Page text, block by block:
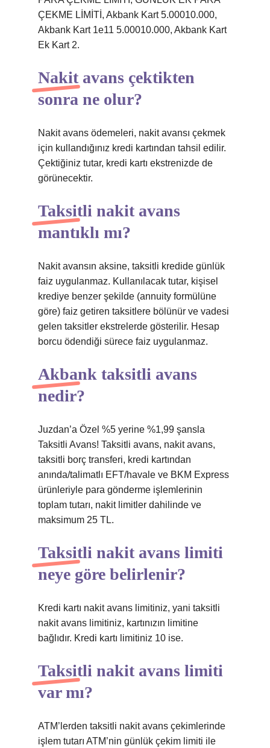
ÇEKME LİMİTİ, Akbank Kart 5.00010.000,
Akbank Kart 1e11 5.00010.000, Akbank Kart
Ek Kart 2.
Nakit avans çektikten
sonra ne olur?
Nakit avans ödemeleri, nakit avansı çekmek
için kullandığınız kredi kartından tahsil edilir.
Çektiğiniz tutar, kredi kartı ekstrenizde de
görünecektir.
Taksitli nakit avans
mantıklı mı?
Nakit avansın aksine, taksitli kredide günlük
faiz uygulanmaz. Kullanılacak tutar, kişisel
krediye benzer şekilde (annuity formülüne
göre) faiz getiren taksitlere bölünür ve vadesi
gelen taksitler ekstrelerde gösterilir. Hesap
borcu ödendiği sürece faiz uygulanmaz.
Akbank taksitli avans
nedir?
Juzdan’a Özel %5 yerine %1,99 şansla
Taksitli Avans! Taksitli avans, nakit avans,
taksitli borç transferi, kredi kartından
anında/talimatlı EFT/havale ve BKM Express
ürünleriyle para gönderme işlemlerinin
toplam tutarı, nakit limitler dahilinde ve
maksimum 25 TL.
Taksitli nakit avans limiti
neye göre belirlenir?
Kredi kartı nakit avans limitiniz, yani taksitli
nakit avans limitiniz, kartınızın limitine
bağlıdır. Kredi kartı limitiniz 10 ise.
Taksitli nakit avans limiti
var mı?
ATM’lerden taksitli nakit avans çekimlerinde
işlem tutarı ATM’nin günlük çekim limiti ile